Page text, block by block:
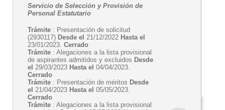
Servicio de Selección y Provisión de
Personal Estatutario
Trámite : Presentación de solicitud
(2930117) Desde el 21/12/2022 Hasta el
23/01/2023. Cerrado
Trámite : Alegaciones a la lista provisional
de aspirantes admitidos y excluidos Desde
el 29/03/2023 Hasta el 04/04/2023.
Cerrado
Trámite : Presentación de méritos Desde
el 21/04/2023 Hasta el 05/05/2023.
Cerrado
Trámite : Alegaciones a la lista provisional